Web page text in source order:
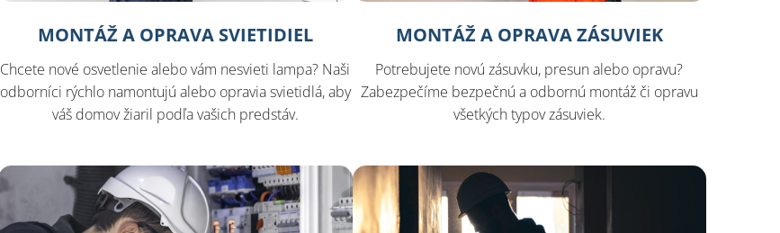
MONTÁŽ A OPRAVA SVIETIDIEL
Chcete nové osvetlenie alebo vám nesvieti lampa? Naši
odborníci rýchlo namontujú alebo opravia svietidlá, aby
váš domov žiaril podľa vašich predstáv.
MONTÁŽ A OPRAVA ZÁSUVIEK
Potrebujete novú zásuvku, presun alebo opravu?
Zabezpečíme bezpečnú a odbornú montáž či opravu
všetkých typov zásuviek.